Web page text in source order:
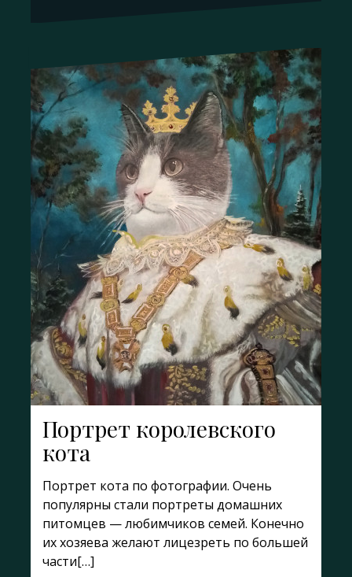
Портрет королевского
кота
Портрет кота по фотографии. Очень
популярны стали портреты домашних
питомцев — любимчиков семей. Конечно
их хозяева желают лицезреть по большей
части[…]